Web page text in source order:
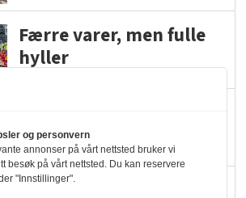
Færre varer, men fulle
hyller
Q passerte 1 milliard i
og personvern
annonser på vårt nettsted bruker vi
besøk på vårt nettsted. Du kan reservere
"Innstillinger".